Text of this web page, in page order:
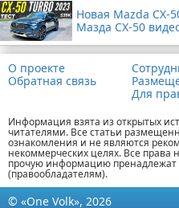
Новая Mazda CX-
Мазда CX-50
О проекте
Обратная связь
Для
Информация взята из открытых
читателями. Все статьи
ознакомления и не являются
некоммерческих целях. Все
прочую информацию пренадлежат
(правообладателям).
© «One Volk», 2026